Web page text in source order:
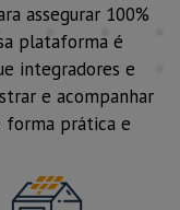
assegurar 100%
plataforma é
integradores e
e acompanhar
forma prática e